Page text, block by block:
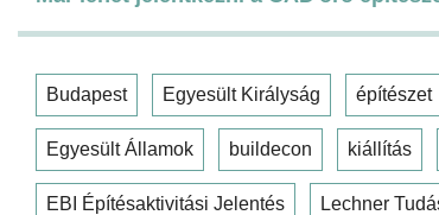
Budapest Egyesült Királyság építészet
Egyesült Államok buildecon kiállítás
EBI Építésaktivitási Jelentés Lechner